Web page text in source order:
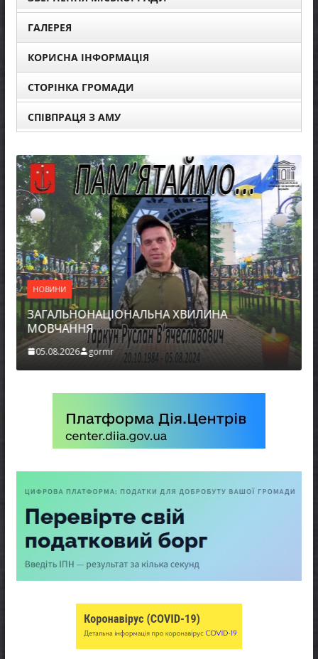
ГАЛЕРЕЯ
КОРИСНА ІНФОРМАЦІЯ
СТОРІНКА ГРОМАДИ
СПІВПРАЦЯ З АМУ
НОВИНИ
ЗАГАЛЬНОНАЦІОНАЛЬНА ХВИЛИНА
МОВЧАННЯ
05.08.2026 gormr